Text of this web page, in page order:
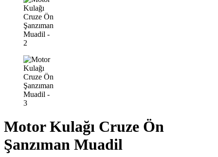
Motor Kulağı Cruze Ön
Şanzıman Muadil